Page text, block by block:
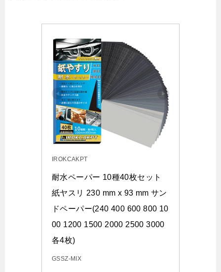
IROKCAKPT
耐水ペーパー 10種40枚セット
紙ヤスリ 230 mm x 93 mm サン
ドペーパー(240 400 600 800 10
00 1200 1500 2000 2500 3000
各4枚)
GSSZ-MIX